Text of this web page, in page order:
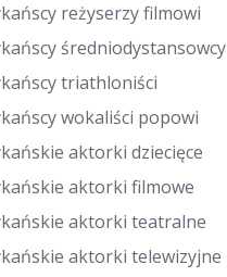
reżyserzy filmowi
średniodystansowcy
triathloniści
wokaliści popowi
aktorki dziecięce
aktorki filmowe
aktorki teatralne
aktorki telewizyjne